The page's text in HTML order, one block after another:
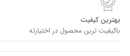
بهترین کیفیت
باکیفیت ترین محصول در اختیارته